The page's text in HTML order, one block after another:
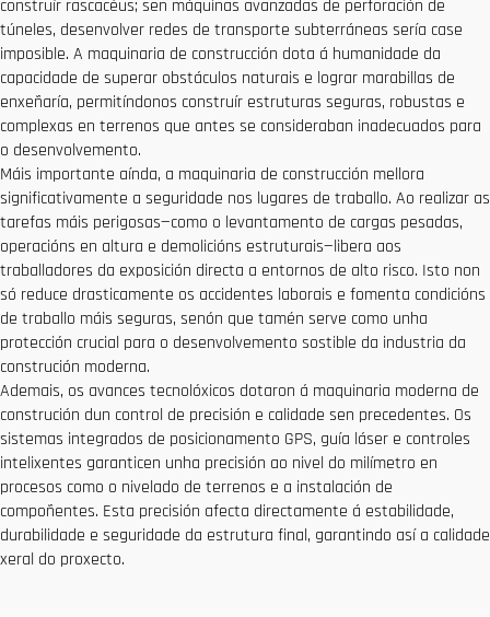
construír rascacéus; sen máquinas avanzadas de perforación de
túneles, desenvolver redes de transporte subterráneas sería case
imposible. A maquinaria de construcción dota á humanidade da
capacidade de superar obstáculos naturais e lograr marabillas de
enxeñaría, permitíndonos construír estruturas seguras, robustas e
complexas en terrenos que antes se consideraban inadecuados para
o desenvolvemento.
Máis importante aínda, a maquinaria de construcción mellora
significativamente a seguridade nos lugares de traballo. Ao realizar as
tarefas máis perigosas—como o levantamento de cargas pesadas,
operacións en altura e demolicións estruturais—libera aos
traballadores da exposición directa a entornos de alto risco. Isto non
só reduce drasticamente os accidentes laborais e fomenta condicións
de traballo máis seguras, senón que tamén serve como unha
protección crucial para o desenvolvemento sostible da industria da
construción moderna.
Ademais, os avances tecnolóxicos dotaron á maquinaria moderna de
construción dun control de precisión e calidade sen precedentes. Os
sistemas integrados de posicionamento GPS, guía láser e controles
intelixentes garanticen unha precisión ao nivel do milímetro en
procesos como o nivelado de terrenos e a instalación de
compoñentes. Esta precisión afecta directamente á estabilidade,
durabilidade e seguridade da estrutura final, garantindo así a calidade
xeral do proxecto.